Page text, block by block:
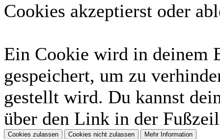
Cookies akzeptierst oder
Ein Cookie wird in deinem
gespeichert, um zu
gestellt wird. Du kannst
über den Link in der